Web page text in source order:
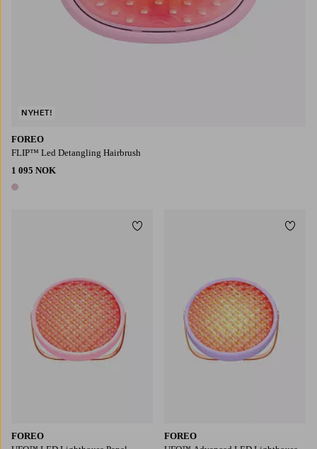
FOREO
FLIP™ Led Detangling Hairbrush
1 095 NOK
1 farge
NYHET!
FOREO
Legg til favoritter
FOREO